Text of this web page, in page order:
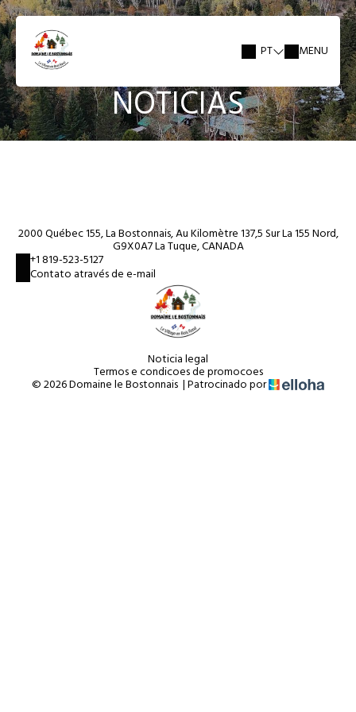
PT MENU
NOTICIAS
2000 Québec 155, La Bostonnais, Au Kilomètre 137,5 Sur La 155 Nord,
G9X0A7 La Tuque, CANADA
+1 819-523-5127
Contato através de e-mail
Noticia legal
Termos e condicoes de promocoes
© 2026 Domaine le Bostonnais |Patrocinado por